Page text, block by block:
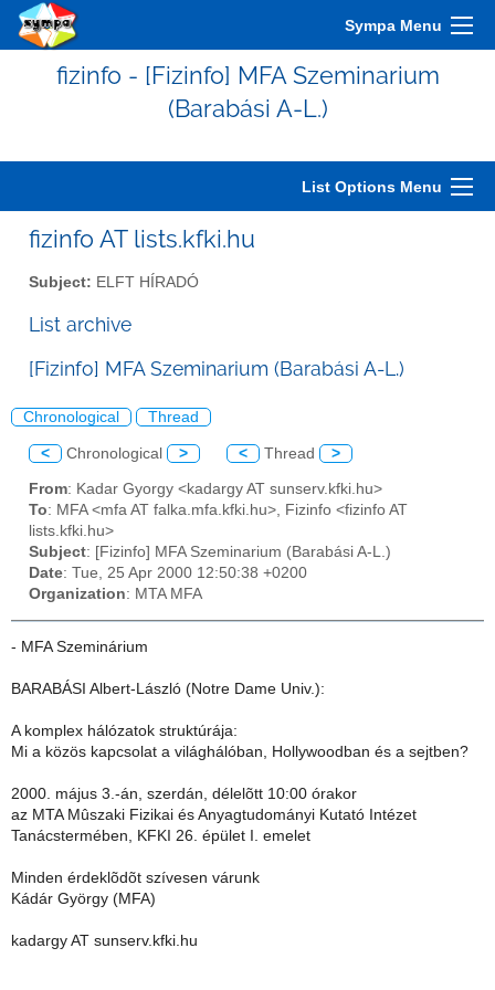
Sympa Menu
fizinfo - [Fizinfo] MFA Szeminarium
(Barabási A-L.)
List Options Menu
fizinfo AT lists.kfki.hu
Subject: ELFT HÍRADÓ
List archive
[Fizinfo] MFA Szeminarium (Barabási A-L.)
Chronological Thread
< Chronological > < Thread >
From: Kadar Gyorgy <kadargy AT sunserv.kfki.hu>
To: MFA <mfa AT falka.mfa.kfki.hu>, Fizinfo <fizinfo AT
lists.kfki.hu>
Subject: [Fizinfo] MFA Szeminarium (Barabási A-L.)
Date: Tue, 25 Apr 2000 12:50:38 +0200
Organization: MTA MFA
- MFA Szeminárium
BARABÁSI Albert-László (Notre Dame Univ.):
A komplex hálózatok struktúrája:
Mi a közös kapcsolat a világhálóban, Hollywoodban és a sejtben?
2000. május 3.-án, szerdán, délelõtt 10:00 órakor
az MTA Mûszaki Fizikai és Anyagtudományi Kutató Intézet
Tanácstermében, KFKI 26. épület I. emelet
Minden érdeklõdõt szívesen várunk
Kádár György (MFA)
kadargy AT sunserv.kfki.hu